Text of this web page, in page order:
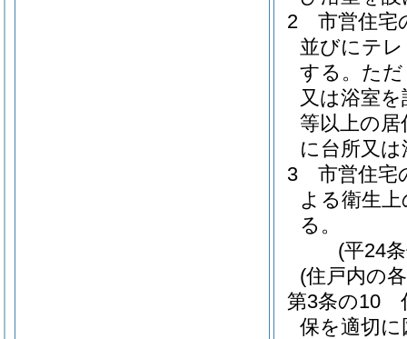
2
市営住宅
並びにテ
する。 た
又は浴室
等以上の
に台所又
3
市営住宅
よる衛生
る。
(平24
(住戸内の
第3条の10
保を適切